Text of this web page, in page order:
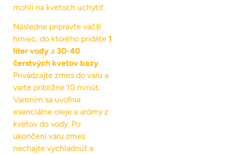
mohli na kvetoch uchytiť.
Následne pripravte väčší
hrniec, do ktorého pridáte 1
liter vody a 30-40
čerstvých kvetov bazy.
Privádzajte zmes do varu a
varte približne 10 minút.
Varením sa uvoľnia
esenciálne oleje a arómy z
kvetov do vody. Po
ukončení varu zmes
nechajte vychladnúť a